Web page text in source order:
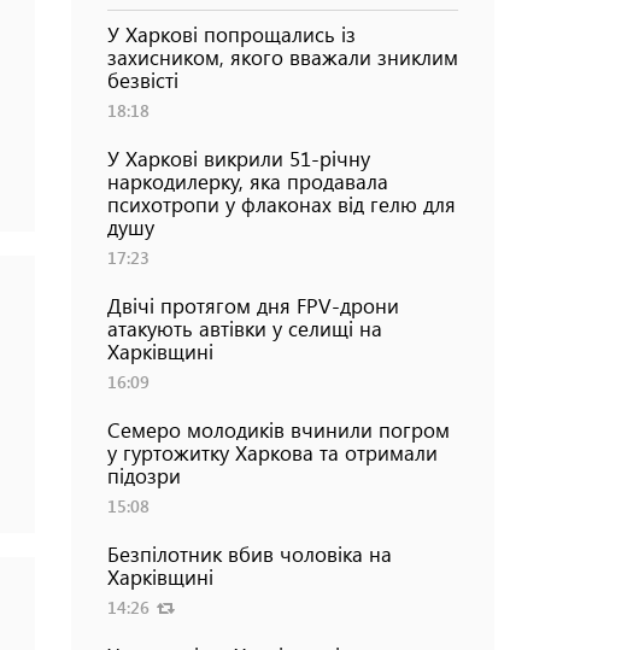
У Харкові попрощались із
захисником, якого вважали зниклим
безвісті
18:18
У Харкові викрили 51-річну
наркодилерку, яка продавала
психотропи у флаконах від гелю для
душу
17:23
Двічі протягом дня FPV-дрони
атакують автівки у селищі на
Харківщині
16:09
Семеро молодиків вчинили погром
у гуртожитку Харкова та отримали
підозри
15:08
Безпілотник вбив чоловіка на
Харківщині
14:26